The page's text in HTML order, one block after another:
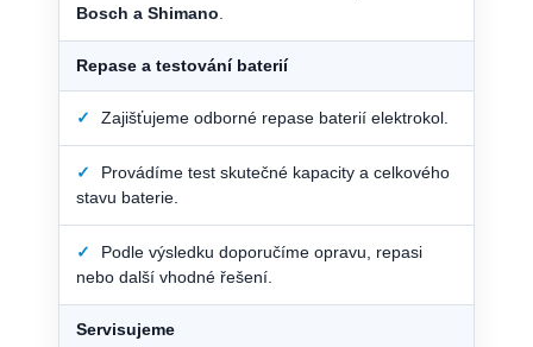
Bosch a Shimano.
Repase a testování baterií
✓ Zajišťujeme odborné repase baterií elektrokol.
✓
Provádíme test skutečné kapacity a celkového
stavu baterie.
✓
Podle výsledku doporučíme opravu, repasi
nebo další vhodné řešení.
Servisujeme